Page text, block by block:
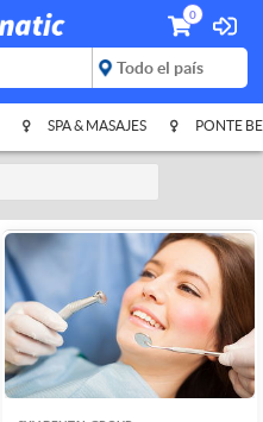
0
SPA & MASAJES PONTE